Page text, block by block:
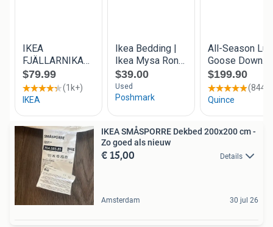
IKEA SMÅSPORRE Dekbed 200x200 cm -
Zo goed als nieuw
€ 15,00 Details
Amsterdam 30 jul 26